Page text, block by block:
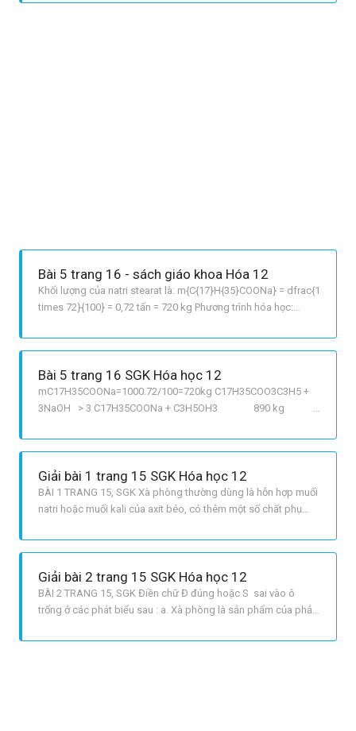
mất cân bằng sinh thái, gây ảnh hưởng xấu đến môi trường.
Bài 5 trang 16 - sách giáo khoa Hóa 12
Khối lượng của natri stearat là: m{C{17}H{35}COONa} = dfrac{1
times 72}{100} = 0,72 tấn = 720 kg Phương trình hóa học:
3C{17}H{35}COONa + C3H5OH3 890kg
Bài 5 trang 16 SGK Hóa học 12
mC17H35COONa=1000.72/100=720kg C17H35COO3C3H5 +
3NaOH > 3 C17H35COONa + C3H5OH3 890 kg
698,04 kg Khối lượng chất béo cần dùng là: m chất
Giải bài 1 trang 15 SGK Hóa học 12
BÀI 1 TRANG 15, SGK Xà phòng thường dùng là hỗn hợp muối
natri hoặc muối kali của axit béo, có thêm một số chất phụ
Giải bài 2 trang 15 SGK Hóa học 12
BÀI 2 TRANG 15, SGK Điền chữ Đ đúng hoặc S sai vào ô
trống ở các phát biểu sau : a. Xà phòng là sản phẩm của phản
thành phần chính của xà phòng. S c. Khi đun nóng chất béo